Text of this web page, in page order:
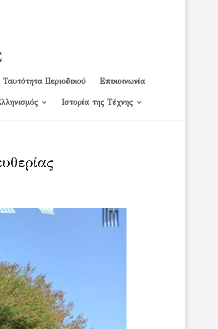
Ταυτότητα Περιοδικού Επικοινωνία
Ιστορία της Τέχνης